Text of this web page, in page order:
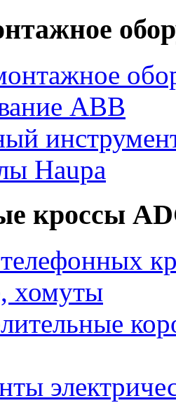
ABB
Haupa
кроссы
хомуты